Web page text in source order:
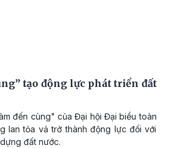
tạo động lực phát triển đất
đến cùng" của Đại hội Đại biểu toàn
lan tỏa vả trở thành động lực đối với
đất nước.